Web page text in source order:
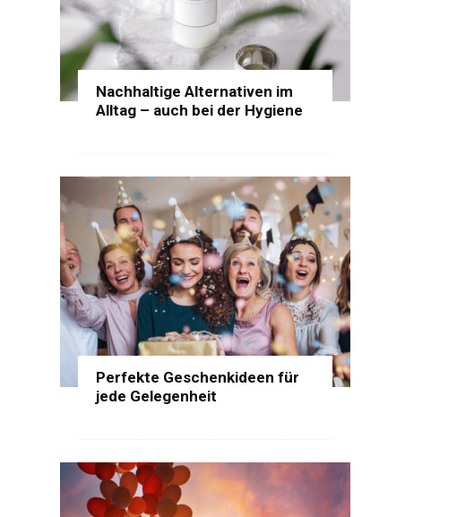
Nachhaltige Alternativen im
Alltag – auch bei der Hygiene
Perfekte Geschenkideen für
jede Gelegenheit